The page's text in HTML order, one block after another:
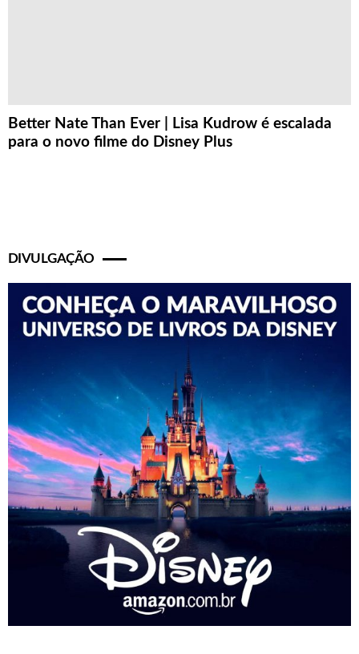
Better Nate Than Ever | Lisa Kudrow é escalada
para o novo filme do Disney Plus
DIVULGAÇÃO